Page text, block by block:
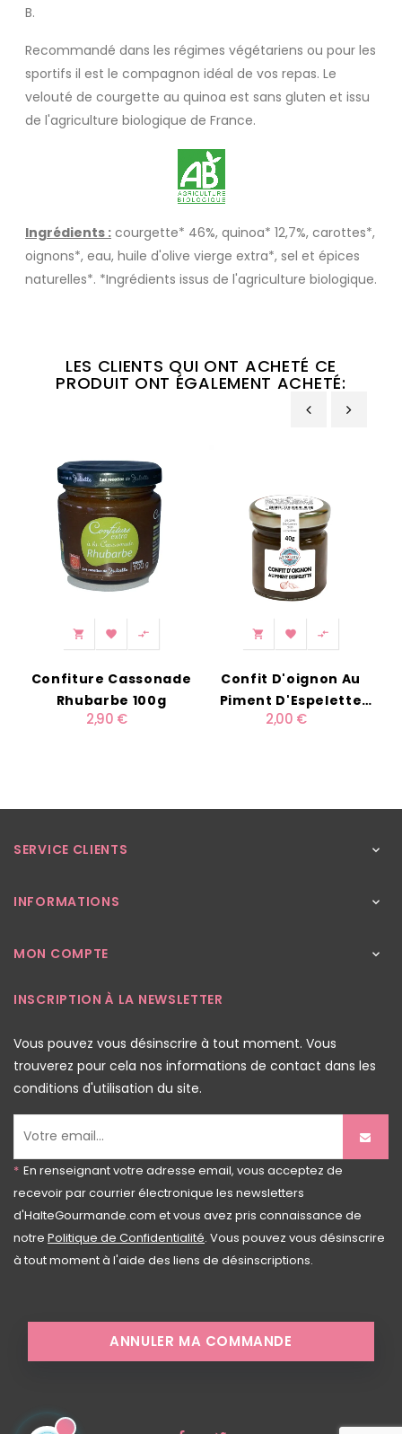
B.
Recommandé dans les régimes végétariens ou pour les
sportifs il est le compagnon idéal de vos repas. Le
velouté de courgette au quinoa est sans gluten et issu
de l'agriculture biologique de France.
Ingrédients : courgette* 46%, quinoa* 12,7%, carottes*,
oignons*, eau, huile d'olive vierge extra*, sel et épices
naturelles*. *Ingrédients issus de l'agriculture biologique.
LES CLIENTS QUI ONT ACHETÉ CE
PRODUIT ONT ÉGALEMENT ACHETÉ:
  
Confiture Cassonade
Rhubarbe 100g
2,90 €
  
Confit D'oignon Au
Piment D'Espelette
40g
2,00 €
SERVICE CLIENTS 
INFORMATIONS 
MON COMPTE 
INSCRIPTION À LA NEWSLETTER
Vous pouvez vous désinscrire à tout moment. Vous
trouverez pour cela nos informations de contact dans les
conditions d'utilisation du site.
* En renseignant votre adresse email, vous acceptez de
recevoir par courrier électronique les newsletters
d'HalteGourmande.com et vous avez pris connaissance de
notre Politique de Confidentialité. Vous pouvez vous désinscrire
à tout moment à l'aide des liens de désinscriptions.
ANNULER MA COMMANDE